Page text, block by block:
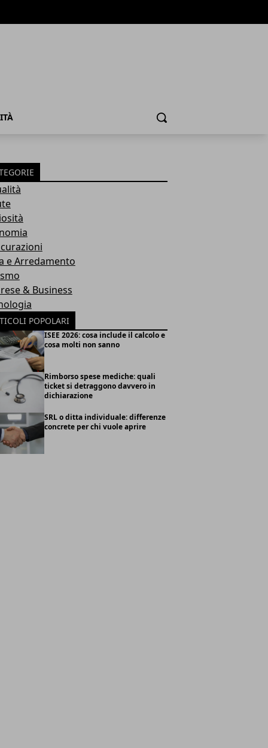
Cerca
e Arredamento
& Business
POPOLARI
ISEE 2026: cosa include il calcolo e
cosa molti non sanno
Rimborso spese mediche: quali
ticket si detraggono davvero in
dichiarazione
SRL o ditta individuale: differenze
concrete per chi vuole aprire